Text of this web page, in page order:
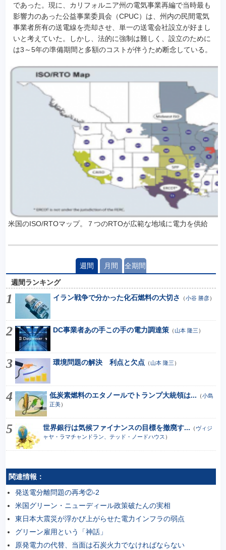
であった。現に、カリフォルニア州の電気事業再編で当時最も
影響力のあった公益事業委員会（CPUC）は、州内の民間電気
事業者所有の送電線を売却させ、単一の送電会社設立が好まし
いと考えていた。しかし、法的に強制は難しく、設立のために
は3～5年の準備期間と多額のコストが伴うため断念している。
米国のISO/RTOマップ。７つのRTOが広範な地域に電力を供給
週間 月間 全期間
週間ランキング
イラン戦争で分かった化石燃料の大切さ
（小谷 勝彦）
DC事業者あの手この手の電力調達策（山本 隆三 ）
環境問題の解決 利点と欠点 （山本 隆三 ）
低炭素燃料のエタノールでトランプ大統領は... （小島
正美）
世界銀行は気候ファイナンスの目標を撤廃す... （ ヴィジ
ャヤ・ラマチャンドラン、テッド・ノードハウス ）
関連情報：
発送電分離問題の再考②-2
米国グリーン・ニューディール政策破たんの実相
東日本大震災が浮かび上がらせた電力インフラの弱点
グリーン雇用という「神話」
原発電力の代替、当面は石炭火力でなければならない